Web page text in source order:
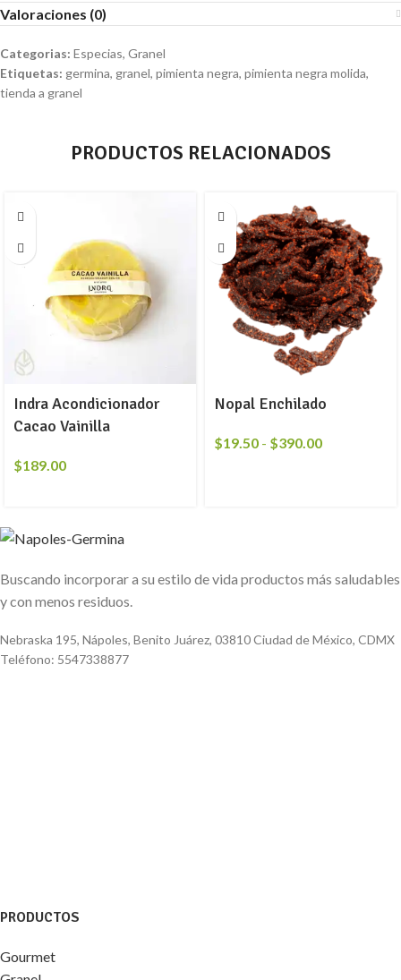
Valoraciones (0)
Categorias: Especias, Granel
Etiquetas: germina, granel, pimienta negra, pimienta negra molida,
tienda a granel
PRODUCTOS RELACIONADOS
Indra Acondicionador
Cacao Vainilla
$189.00
Nopal Enchilado
$19.50 - $390.00
Buscando incorporar a su estilo de vida productos más saludables
y con menos residuos.
Nebraska 195, Nápoles, Benito Juárez, 03810 Ciudad de México, CDMX
Teléfono: 5547338877
PRODUCTOS
Gourmet